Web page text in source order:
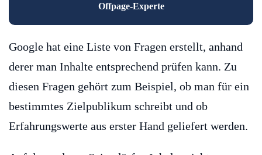
Offpage-Experte
Google hat eine Liste von Fragen erstellt, anhand
derer man Inhalte entsprechend prüfen kann. Zu
diesen Fragen gehört zum Beispiel, ob man für ein
bestimmtes Zielpublikum schreibt und ob
Erfahrungswerte aus erster Hand geliefert werden.